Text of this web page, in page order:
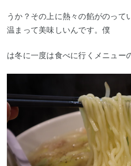
うか？その上に熱々の餡がのって
温まって美味しいんです。僕
は冬に一度は食べに行くメニュー